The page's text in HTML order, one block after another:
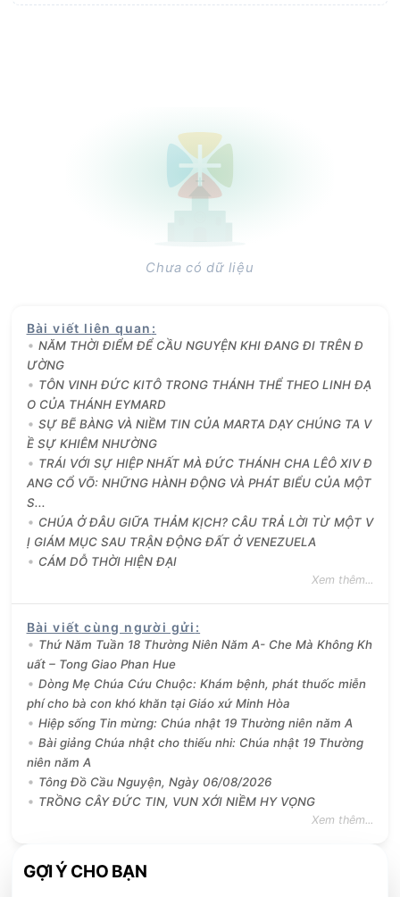
Chưa có dữ liệu
Bài viết liên quan :
NĂM THỜI ĐIỂM ĐỂ CẦU NGUYỆN KHI ĐANG ĐI TRÊN Đ
ƯỜNG
TÔN VINH ĐỨC KITÔ TRONG THÁNH THỂ THEO LINH ĐẠ
O CỦA THÁNH EYMARD
SỰ BẼ BÀNG VÀ NIỀM TIN CỦA MARTA DẠY CHÚNG TA V
Ề SỰ KHIÊM NHƯỜNG
TRÁI VỚI SỰ HIỆP NHẤT MÀ ĐỨC THÁNH CHA LÊÔ XIV Đ
ANG CỔ VÕ: NHỮNG HÀNH ĐỘNG VÀ PHÁT BIỂU CỦA MỘT
S...
CHÚA Ở ĐÂU GIỮA THẢM KỊCH? CÂU TRẢ LỜI TỪ MỘT V
Ị GIÁM MỤC SAU TRẬN ĐỘNG ĐẤT Ở VENEZUELA
CÁM DỖ THỜI HIỆN ĐẠI
Xem thêm...
Bài viết cùng người gửi :
Thứ Năm Tuần 18 Thường Niên Năm A- Che Mà Không Kh
uất – Tong Giao Phan Hue
Dòng Mẹ Chúa Cứu Chuộc: Khám bệnh, phát thuốc miễn
phí cho bà con khó khăn tại Giáo xứ Minh Hòa
Hiệp sống Tin mừng: Chúa nhật 19 Thường niên năm A
Bài giảng Chúa nhật cho thiếu nhi: Chúa nhật 19 Thường
niên năm A
Tông Đồ Cầu Nguyện, Ngày 06/08/2026
TRỒNG CÂY ĐỨC TIN, VUN XỚI NIỀM HY VỌNG
Xem thêm...
GỢI Ý CHO BẠN